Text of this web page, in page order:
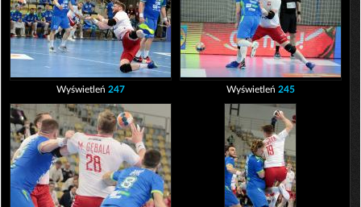
Wyświetleń 247 Wyświetleń 245